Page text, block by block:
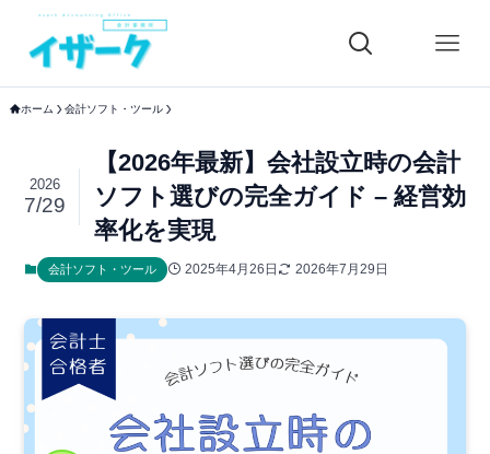
ホーム 会計ソフト・ツール
【2026年最新】会社設立時の会計
ソフト選びの完全ガイド – 経営効
率化を実現
2026
7/29
会計ソフト・ツール 2025年4月26日 2026年7月29日